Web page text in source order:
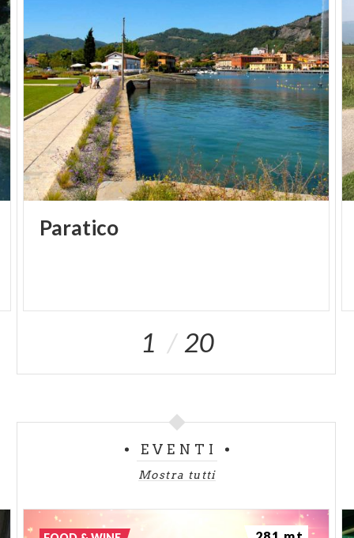
Paratico
1 20
EVENTI
Mostra tutti